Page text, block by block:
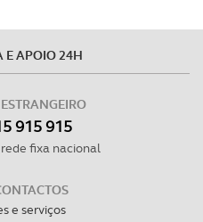
E APOIO 24H
915 915
fixa nacional
e serviços